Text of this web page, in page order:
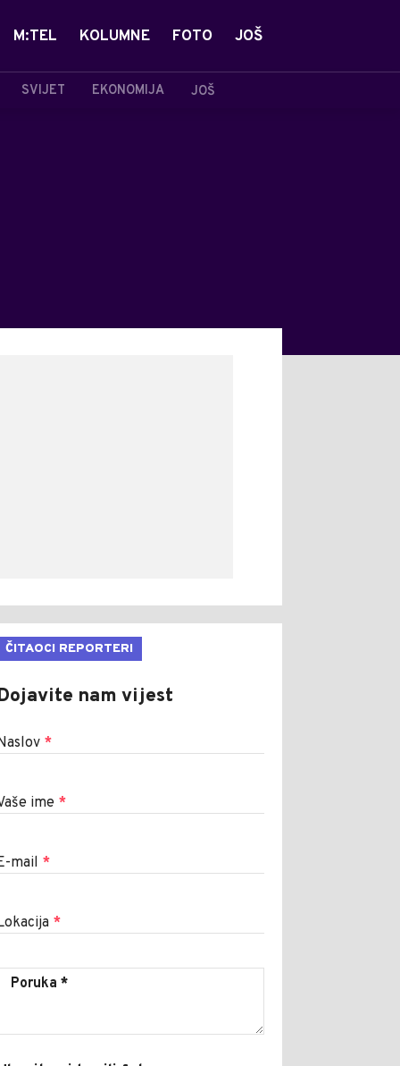
SVIJET EKONOMIJA JOŠ
M:TEL KOLUMNE FOTO JOŠ
ČITAOCI REPORTERI
nam vijest
*
ime *
mail *
*